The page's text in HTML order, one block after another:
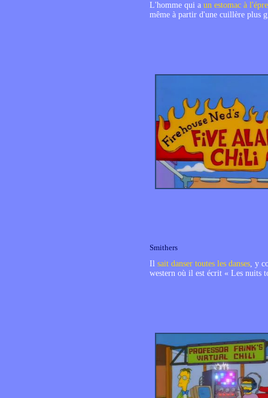
L'homme qui a un estomac à
même à partir d'une cuillère plus
Smithers
Il sait danser toutes les danses, y
western où il est écrit « Les nuits